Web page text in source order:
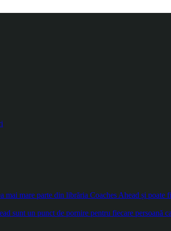
mai mare parte din librăria Coaches Ahead și
sunt un punct de pornire pentru fiecare persoană